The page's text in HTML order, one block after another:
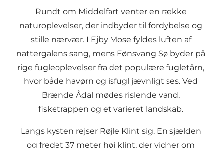
Rundt om Middelfart venter en række
naturoplevelser, der indbyder til fordybelse og
stille nærvær. I Ejby Mose fyldes luften af
nattergalens sang, mens Fønsvang Sø byder på
rige fugleoplevelser fra det populære fugletårn,
hvor både havørn og isfugl jævnligt ses. Ved
Brænde Ådal mødes rislende vand,
fisketrappen og et varieret landskab.
Langs kysten rejser Røjle Klint sig. En sjælden
og fredet 37 meter høj klint, der vidner om